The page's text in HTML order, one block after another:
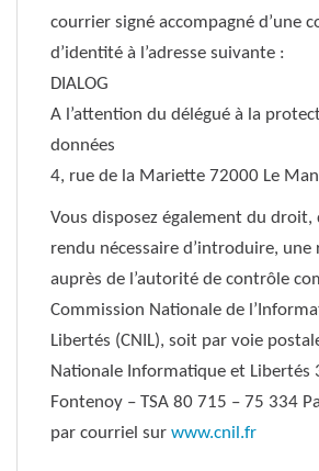
courrier signé accompagné d’une
d’identité à l’adresse suivante :
DIALOG
A l’attention du délégué à la
données
4, rue de la Mariette 72000 Le
Vous disposez également du droit,
rendu nécessaire d’introduire, une
auprès de l’autorité de contrôle
Commission Nationale de
Libertés (CNIL), soit par voie
Nationale Informatique et Libertés
Fontenoy – TSA 80 715 – 75 334
par courriel sur www.cnil.fr